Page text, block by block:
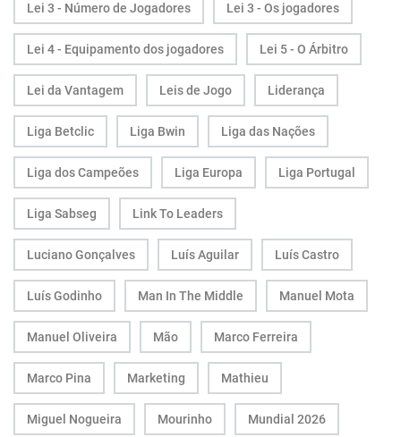
Lei 3 - Número de Jogadores Lei 3 - Os jogadores
Lei 4 - Equipamento dos jogadores Lei 5 - O Árbitro
Lei da Vantagem Leis de Jogo Liderança
Liga Betclic Liga Bwin Liga das Nações
Liga dos Campeões Liga Europa Liga Portugal
Liga Sabseg Link To Leaders
Luciano Gonçalves Luís Aguilar Luís Castro
Luís Godinho Man In The Middle Manuel Mota
Manuel Oliveira Mão Marco Ferreira
Marco Pina Marketing Mathieu
Miguel Nogueira Mourinho Mundial 2026